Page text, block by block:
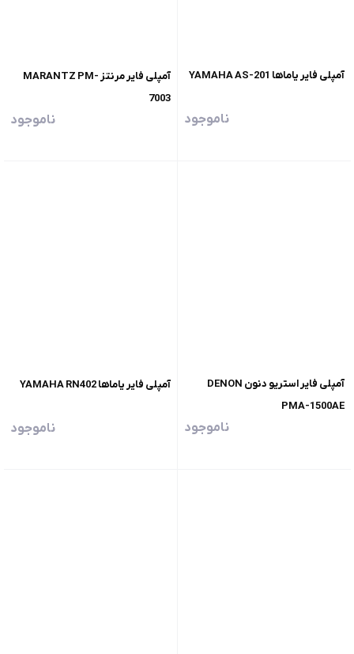
آمپلی فایر یاماها YAMAHA AS-201
ناموجود
آمپلی فایر مرنتز MARANTZ PM-
7003
ناموجود
آمپلی فایر استریو دنون DENON
PMA-1500AE
ناموجود
آمپلی فایر یاماها YAMAHA RN402
ناموجود